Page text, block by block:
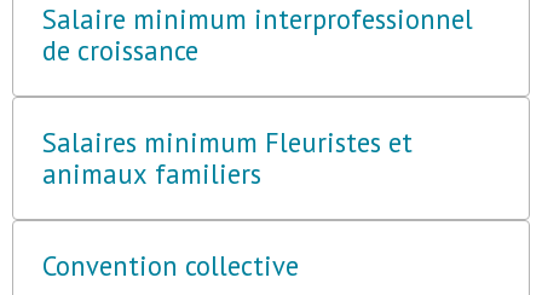
Salaire minimum interprofessionnel
de croissance
Salaires minimum Fleuristes et
animaux familiers
Convention collective